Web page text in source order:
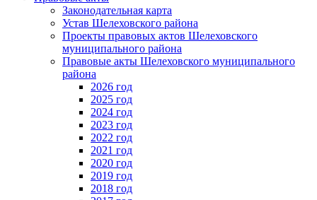
Законодательная карта
Устав Шелеховского района
Проекты правовых актов Шелеховского
муниципального района
Правовые акты Шелеховского муниципального
района
2026 год
2025 год
2024 год
2023 год
2022 год
2021 год
2020 год
2019 год
2018 год